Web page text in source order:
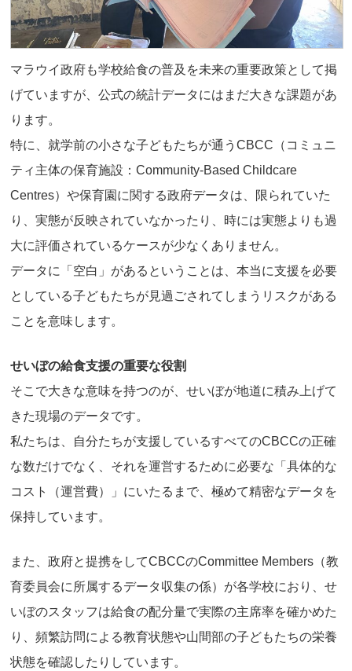
マラウイ政府も学校給食の普及を未来の重要政策として掲
げていますが、公式の統計データにはまだ大きな課題があ
ります。
特に、就学前の小さな子どもたちが通うCBCC（コミュニ
ティ主体の保育施設：Community-Based Childcare
Centres）や保育園に関する政府データは、限られていた
り、実態が反映されていなかったり、時には実態よりも過
大に評価されているケースが少なくありません。
データに「空白」があるということは、本当に支援を必要
としている子どもたちが見過ごされてしまうリスクがある
ことを意味します。
せいぼの給食支援の重要な役割
そこで大きな意味を持つのが、せいぼが地道に積み上げて
きた現場のデータです。
私たちは、自分たちが支援しているすべてのCBCCの正確
な数だけでなく、それを運営するために必要な「具体的な
コスト（運営費）」にいたるまで、極めて精密なデータを
保持しています。
また、政府と提携をしてCBCCのCommittee Members（教
育委員会に所属するデータ収集の係）が各学校におり、せ
いぼのスタッフは給食の配分量で実際の主席率を確かめた
り、頻繁訪問による教育状態や山間部の子どもたちの栄養
状態を確認したりしています。